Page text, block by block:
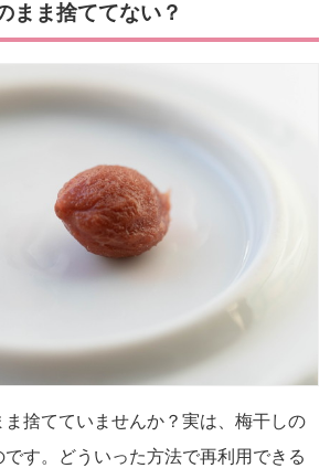
まま捨ててない？
捨てていませんか？実は、梅干しの
す。どういった方法で再利用できる